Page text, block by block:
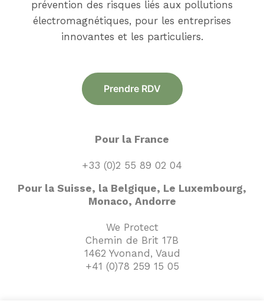
prévention des risques liés aux pollutions
électromagnétiques, pour les entreprises
innovantes et les particuliers.
Prendre RDV
Pour la France
+33 (0)2 55 89 02 04
Pour la Suisse, la Belgique, Le Luxembourg,
Monaco, Andorre
We Protect
Chemin de Brit 17B
1462 Yvonand, Vaud
+41 (0)78 259 15 05